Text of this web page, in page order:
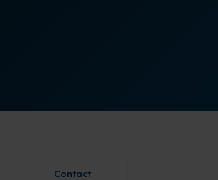
Contact